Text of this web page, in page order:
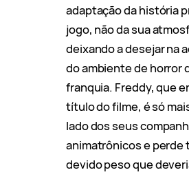
adaptação da história
jogo, não da sua
deixando a desejar na
do ambiente de horror
franquia. Freddy, que
título do filme, é só
lado dos seus
animatrônicos e perde
devido peso que